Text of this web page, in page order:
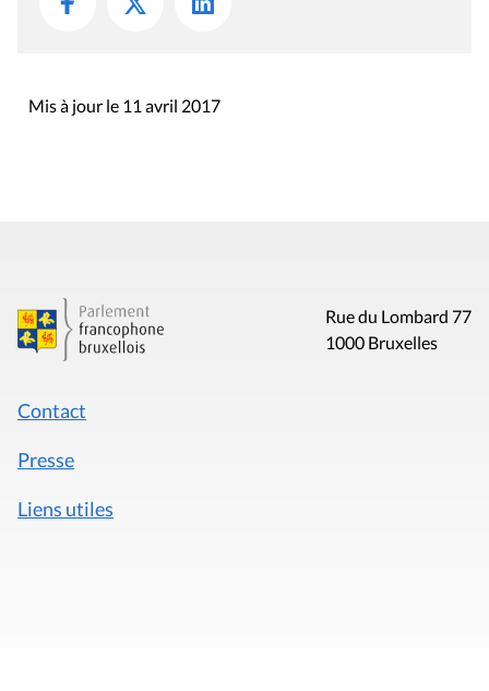
Mis à jour le 11 avril 2017
Rue du Lombard 77
1000 Bruxelles
Contact
Presse
Liens utiles